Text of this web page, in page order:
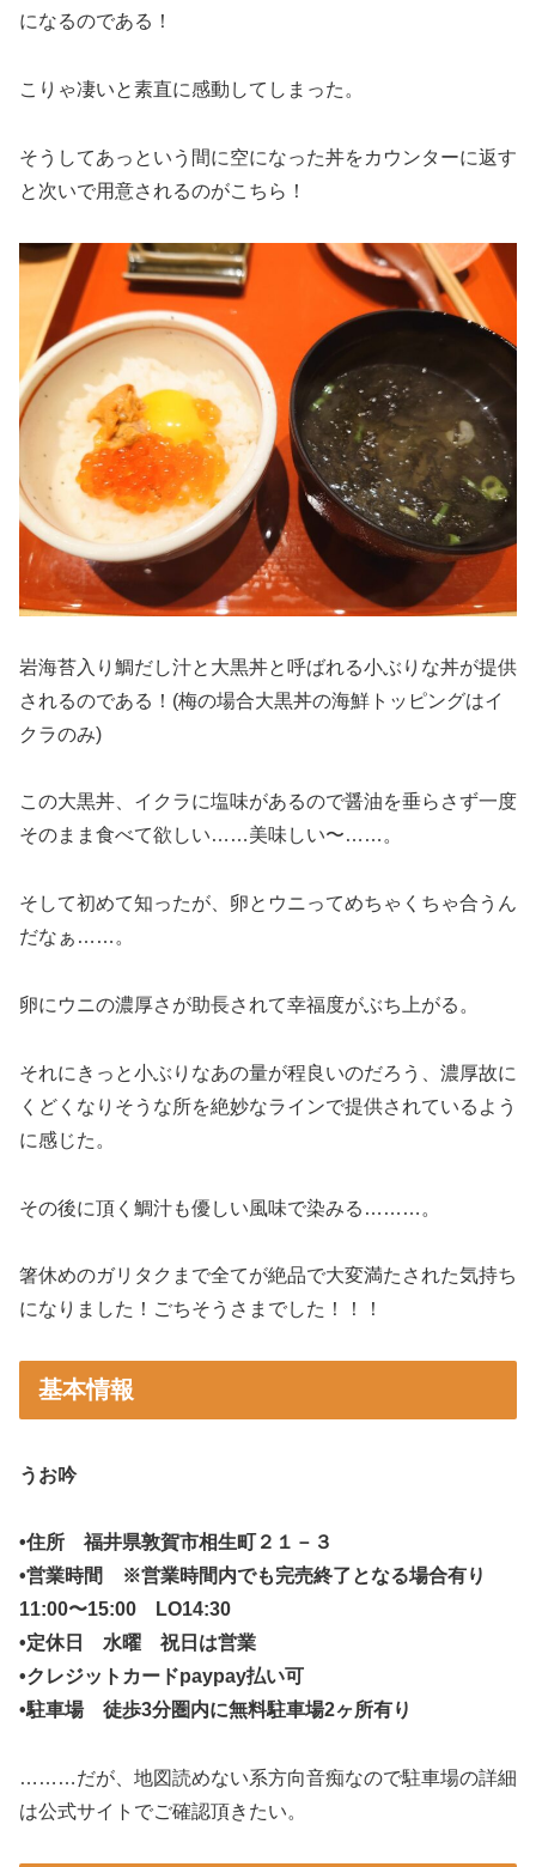
になるのである！
こりゃ凄いと素直に感動してしまった。
そうしてあっという間に空になった丼をカウンターに返す
と次いで用意されるのがこちら！
岩海苔入り鯛だし汁と大黒丼と呼ばれる小ぶりな丼が提供
されるのである！(梅の場合大黒丼の海鮮トッピングはイ
クラのみ)
この大黒丼、イクラに塩味があるので醤油を垂らさず一度
そのまま食べて欲しい……美味しい〜……。
そして初めて知ったが、卵とウニってめちゃくちゃ合うん
だなぁ……。
卵にウニの濃厚さが助長されて幸福度がぶち上がる。
それにきっと小ぶりなあの量が程良いのだろう、濃厚故に
くどくなりそうな所を絶妙なラインで提供されているよう
に感じた。
その後に頂く鯛汁も優しい風味で染みる………。
箸休めのガリタクまで全てが絶品で大変満たされた気持ち
になりました！ごちそうさまでした！！！
基本情報
うお吟
•住所 福井県敦賀市相生町２１－３
•営業時間 ※営業時間内でも完売終了となる場合有り
11:00〜15:00 LO14:30
•定休日 水曜 祝日は営業
•クレジットカードpaypay払い可
•駐車場 徒歩3分圏内に無料駐車場2ヶ所有り
………だが、地図読めない系方向音痴なので駐車場の詳細
は公式サイトでご確認頂きたい。